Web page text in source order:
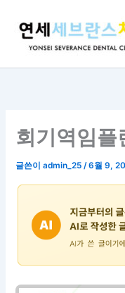
회기역임플
글쓴이admin_25/6월 9,